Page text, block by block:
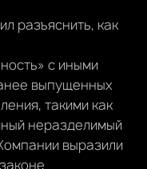
разъяснить, как
с иными
выпущенных
такими как
неразделимый
выразили